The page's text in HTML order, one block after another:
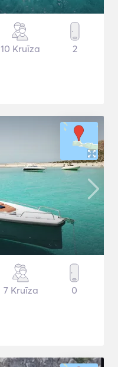
10 Kruīza 2
7 Kruīza 0